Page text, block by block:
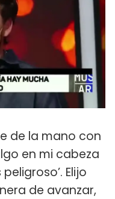
de la mano con
en mi cabeza
Elijo
de avanzar,